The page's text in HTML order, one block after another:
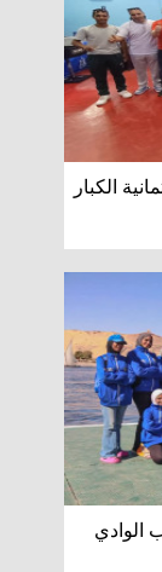
الكبار
الوادي